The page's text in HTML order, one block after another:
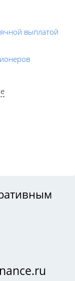
выплатой